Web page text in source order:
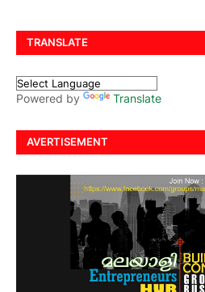
TRANSLATE
Powered by Translate
AVERTISEMENT